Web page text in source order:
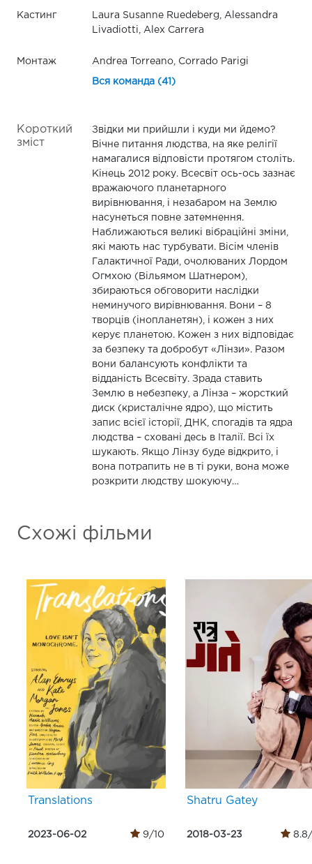
Кастинг
Laura Susanne Ruedeberg, Alessandra
Livadiotti, Alex Carrera
Монтаж Andrea Torreano, Corrado Parigi
Вся команда (41)
Короткий
зміст
Звідки ми прийшли і куди ми йдемо?
Вічне питання людства, на яке релігії
намагалися відповісти протягом століть.
Кінець 2012 року. Всесвіт ось-ось зазнає
вражаючого планетарного
вирівнювання, і незабаром на Землю
насунеться повне затемнення.
Наближаються великі вібраційні зміни,
які мають нас турбувати. Вісім членів
Галактичної Ради, очолюваних Лордом
Огмхою (Вільямом Шатнером),
збираються обговорити наслідки
неминучого вирівнювання. Вони – 8
творців (інопланетян), і кожен з них
керує планетою. Кожен з них відповідає
за безпеку та добробут «Лінзи». Разом
вони балансують конфлікти та
відданість Всесвіту. Зрада ставить
Землю в небезпеку, а Лінза – жорсткий
диск (кристалічне ядро), що містить
запис всієї історії, ДНК, спогадів та ядра
людства – сховані десь в Італії. Всі їх
шукають. Якщо Лінзу буде відкрито, і
вона потрапить не в ті руки, вона може
розкрити людству шокуючу…
Схожі фільми
Translations
2023-06-02 9/10
Shatru Gatey
2018-03-23 8.8/